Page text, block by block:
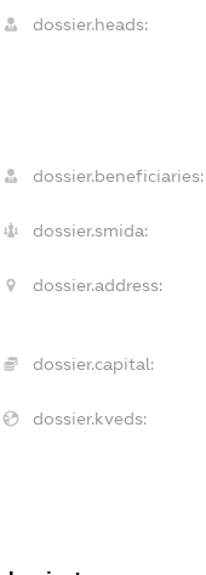
dossier.heads:
dossier.beneficiaries:
dossier.smida:
dossier.address:
dossier.capital:
dossier.kveds: